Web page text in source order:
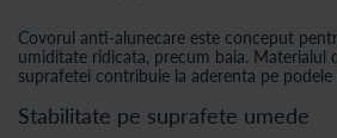
Covorul anti-alunecare este conceput
umiditate ridicata, precum baia. Materialul
suprafetei contribuie la aderenta pe podele
Stabilitate pe suprafete umede